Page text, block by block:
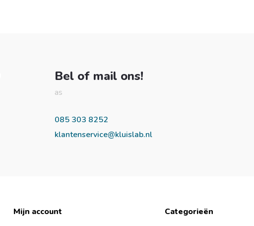
Bel of mail ons!
as
085 303 8252
klantenservice@kluislab.nl
Mijn account Categorieën